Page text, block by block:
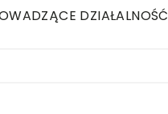
DZIAŁALNOŚĆ